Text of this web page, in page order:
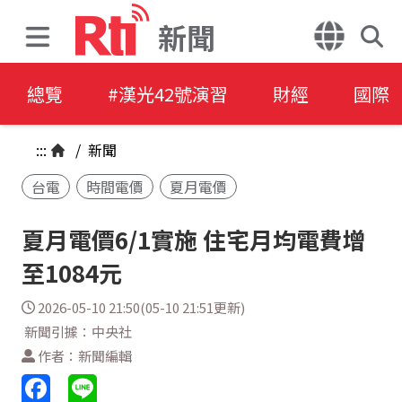
新聞
總覽 #漢光42號演習 財經 國際
::: / 新聞
台電
時間電價 夏月電價
夏月電價6/1實施 住宅月均電費增
至1084元
2026-05-10 21:50(05-10 21:51更新)
新聞引據：中央社
作者：新聞編輯